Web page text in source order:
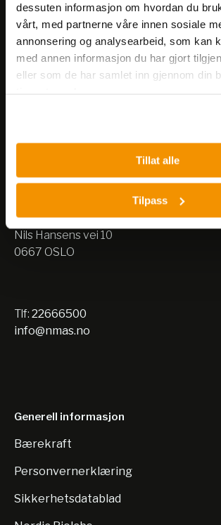
dessuten informasjon om hvordan du
vårt, med partnerne våre innen sosiale
annonsering og analysearbeid, som kan
med annen informasjon du har gjort
eller som de har samlet inn gjennom din
Tillat alle
Tilpass
Meld på nyhetsbrev
Nils Hansens vei 8
Lager:
Nils Hansens vei 10
0667 OSLO
Tlf: 22666500
info@nmas.no
Generell informasjon
Bærekraft
Personvernerklæring
Sikkerhetsdatablad